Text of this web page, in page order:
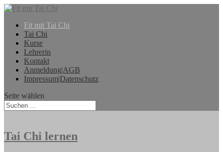
Fit mit Tai Chi
Tai Chi
Kurse
Lehrerin
Kontakt
Anmeldung|AGB
Impressum|Datenschutz
Seite wählen
Tai Chi lernen